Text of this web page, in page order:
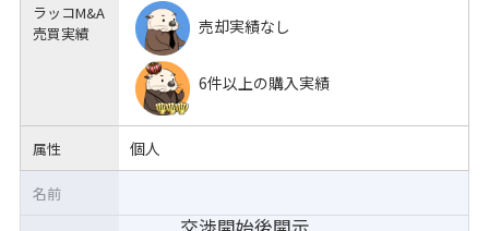
ラッコM&A
売買実績
売却実績なし
6件以上の購入実績
属性 個人
名前